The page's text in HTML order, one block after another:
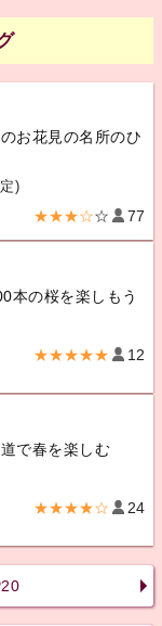
お花見の名所のひ
)
★★★☆☆ 77
本の桜を楽しもう
★★★★★ 12
で春を楽しむ
★★★★☆ 24